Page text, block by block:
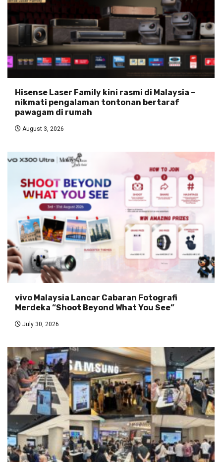
Hisense Laser Family kini rasmi di Malaysia –
nikmati pengalaman tontonan bertaraf
pawagam di rumah
August 3, 2026
vivo Malaysia Lancar Cabaran Fotografi
Merdeka “Shoot Beyond What You See”
July 30, 2026